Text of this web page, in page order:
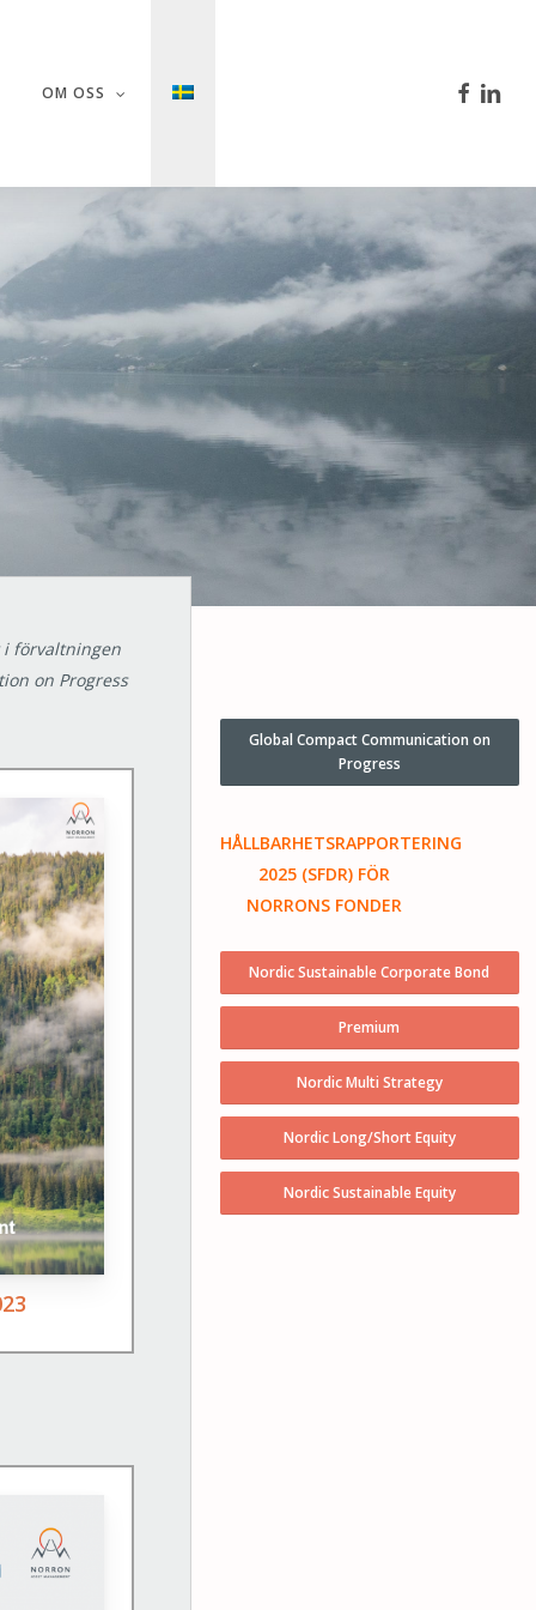
OM OSS facebook
förvaltningen
on Progress
Global Compact Communication on
Progress
HÅLLBARHETSRAPPORTERING
2025 (SFDR) FÖR
NORRONS FONDER
Nordic Sustainable Corporate Bond
Premium
Nordic Multi Strategy
Nordic Long/Short Equity
Nordic Sustainable Equity